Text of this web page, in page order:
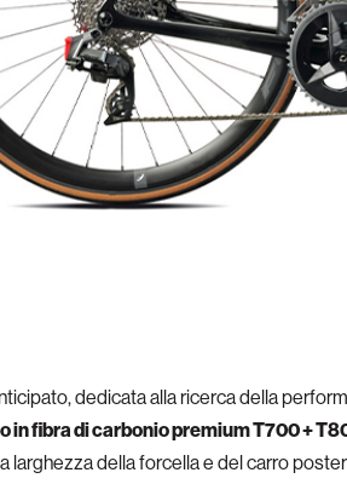
dedicata alla ricerca della
in fibra di carbonio premium T700 +
larghezza della forcella e del carro